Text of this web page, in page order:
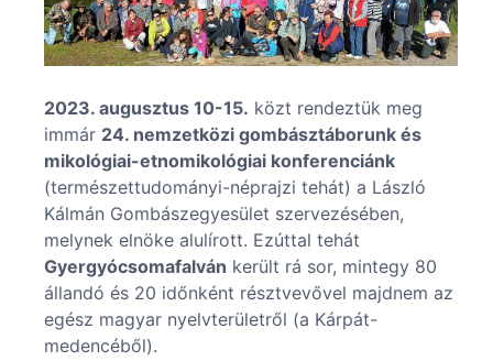
2023. augusztus 10-15. közt rendeztük meg
immár 24. nemzetközi gombásztáborunk és
mikológiai-etnomikológiai konferenciánk
(természettudományi-néprajzi tehát) a László
Kálmán Gombászegyesület szervezésében,
melynek elnöke alulírott. Ezúttal tehát
Gyergyócsomafalván került rá sor, mintegy 80
állandó és 20 időnként résztvevővel majdnem az
egész magyar nyelvterületről (a Kárpát-
medencéből).